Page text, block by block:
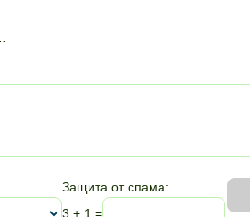
Защита от спама:
3 + 1 =